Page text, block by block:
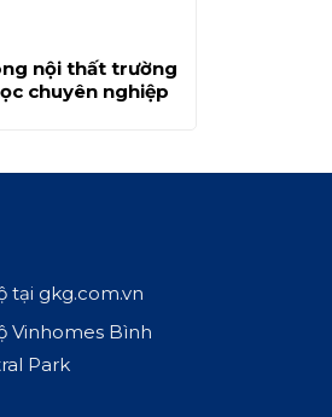
nội thất trường
chuyên nghiệp
tại gkg.com.vn
Vinhomes Bình
Park